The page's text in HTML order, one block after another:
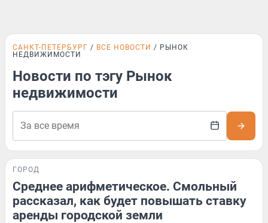
САНКТ-ПЕТЕРБУРГ ВСЕ НОВОСТИ
РЫНОК
НЕДВИЖИМОСТИ
Новости по тэгу Рынок
недвижимости
ГОРОД
Среднее арифметическое. Смольный
рассказал, как будет повышать ставку
аренды городской земли